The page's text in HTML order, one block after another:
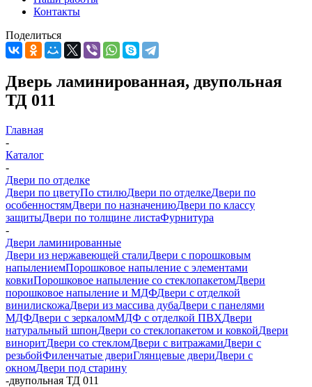
Контакты
Поделиться
Дверь ламинированная, двупольная
ТД 011
Главная
-
Каталог
-
Двери по отделке
Двери по цветуПо стилюДвери по отделкеДвери по
особенностямДвери по назначениюДвери по классу
защитыДвери по толщине листаФурнитура
-
Двери ламинированные
Двери из нержавеющей сталиДвери с порошковым
напылениемПорошковое напыление с элементами
ковкиПорошковое напыление со стеклопакетомДвери
порошковое напыление и МДФДвери с отделкой
винилискожаДвери из массива дубаДвери с панелями
МДФДвери с зеркаломМДФ с отделкой ПВХДвери
натуральный шпонДвери со стеклопакетом и ковкойДвери
виноритДвери со стекломДвери с витражамиДвери с
резьбойФиленчатые двериГлянцевые двериДвери с
окномДвери под старину
-двупольная ТД 011